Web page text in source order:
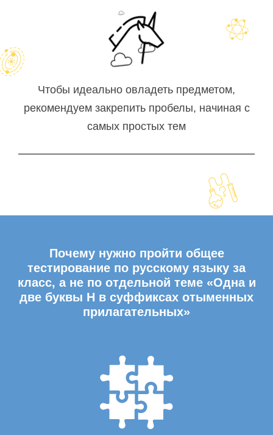
Чтобы идеально овладеть предметом,
рекомендуем закрепить пробелы, начиная с
самых простых тем
Почему нужно пройти общее
тестирование по русскому языку за
класс, а не по отдельной теме «Одна и
две буквы Н в суффиксах отыменных
прилагательных»